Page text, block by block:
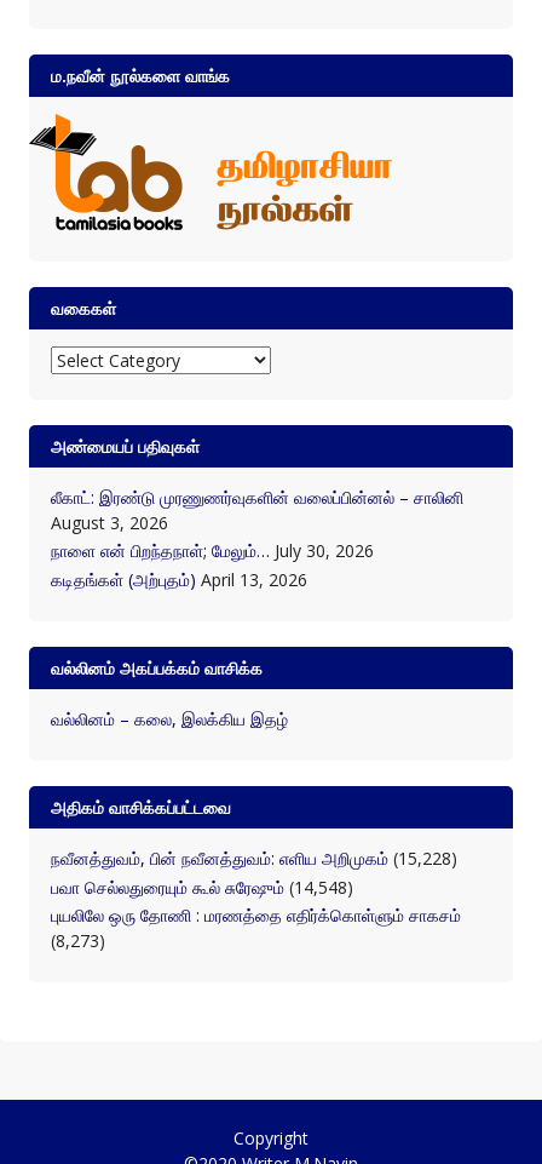
ம.நவீன் நூல்களை வாங்க
வகைகள்
அண்மையப் பதிவுகள்
August 3, 2026
நாளை என் பிறந்தநாள்; மேலும்…
கடிதங்கள் (அற்புதம்) April 13, 2026
வல்லினம் அகப்பக்கம் வாசிக்க
அதிகம் வாசிக்கப்பட்டவை
பவா செல்லதுரையும் கூல் சுரேஷும் (14,548)
புயலிலே ஒரு தோணி : மரணத்தை எதிர்க்கொள்ளும் சாகசம்
(8,273)
©2020 Writer M.Navin